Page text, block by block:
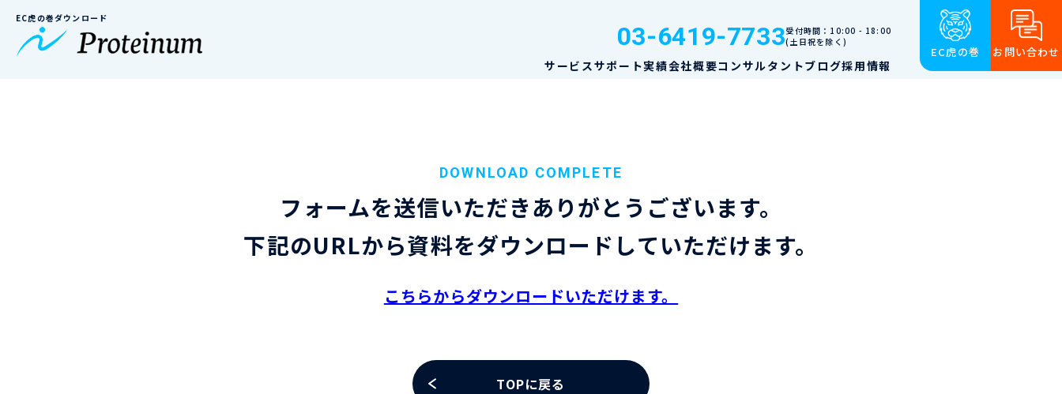
EC虎の巻ダウンロード
03-6419-7733受付時間：10:00 - 18:00
(土日祝を除く)
サービスサポート実績会社概要コンサルタントブログ採用情報
EC虎の巻 お問い合わせ
DOWNLOAD COMPLETE
フォームを送信いただきありがとうございます。
下記のURLから資料をダウンロードしていただけます。
こちらからダウンロードいただけます。
TOPに戻る